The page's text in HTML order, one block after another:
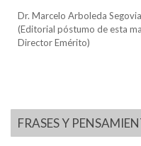
Dr. Marcelo Arboleda Segovia
(Editorial póstumo de esta
Director Emérito)
FRASES Y